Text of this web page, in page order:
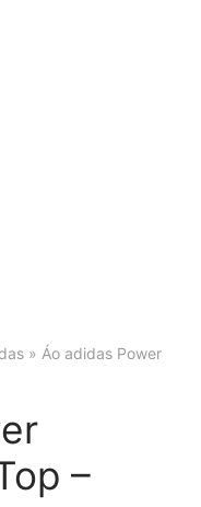
» Áo adidas Power
–